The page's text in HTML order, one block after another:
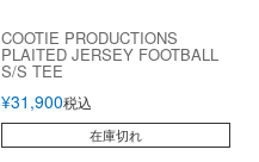
COOTIE PRODUCTIONS
PLAITED JERSEY FOOTBALL
S/S TEE
¥31,900税込
在庫切れ